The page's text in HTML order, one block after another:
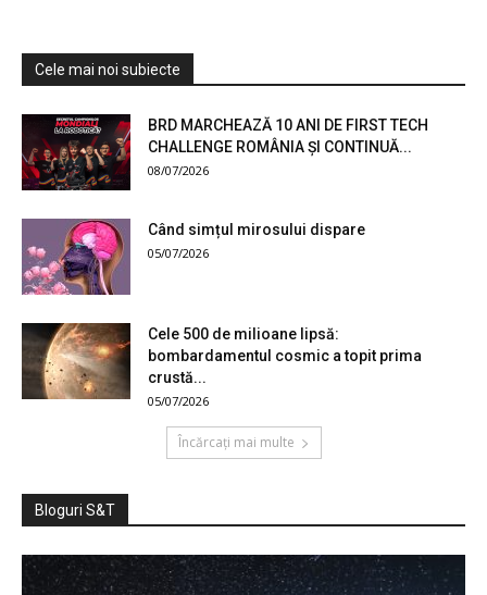
Cele mai noi subiecte
BRD MARCHEAZĂ 10 ANI DE FIRST TECH
CHALLENGE ROMÂNIA ȘI CONTINUĂ...
08/07/2026
Când simțul mirosului dispare
05/07/2026
Cele 500 de milioane lipsă:
bombardamentul cosmic a topit prima
crustă...
05/07/2026
Încărcați mai multe
Bloguri S&T